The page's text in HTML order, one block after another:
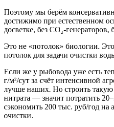
Поэтому мы берём
достижимо при естественном
досветке, без CO₂-генераторов,
Это не «потолок» биологии.
потолок для задачи очистки
Если же у рыбовода уже есть
г/м²/сут за счёт интенсивной
лучше наших. Но строить
нитрата — значит потратить
сэкономить 200 тыс. руб/год на
очистки.